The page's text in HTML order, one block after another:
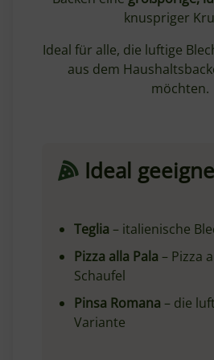
knuspriger
Ideal für alle, die luftige
aus dem
möchten.
Ideal
Teglia – italienische
Pizza alla Pala – Pizza
Schaufel
Pinsa Romana – die
Variante